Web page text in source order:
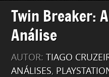
Twin Breaker:
Análise
AUTOR: TIAGO
ANÁLISES,